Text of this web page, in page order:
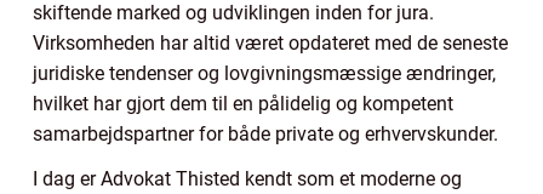
skiftende marked og udviklingen inden for jura.
Virksomheden har altid været opdateret med de seneste
juridiske tendenser og lovgivningsmæssige ændringer,
hvilket har gjort dem til en pålidelig og kompetent
samarbejdspartner for både private og erhvervskunder.
I dag er Advokat Thisted kendt som et moderne og